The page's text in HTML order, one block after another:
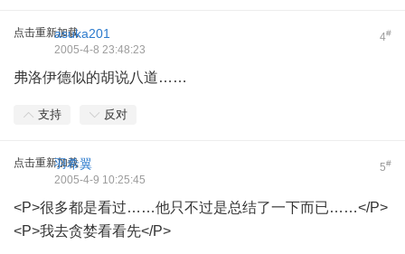
点击重新加载 4#
asuka201
2005-4-8 23:48:23
弗洛伊德似的胡说八道……
支持 反对
点击重新加载 5#
羽希翼
2005-4-9 10:25:45
<P>很多都是看过……他只不过是总结了一下而已……</P>
<P>我去贪婪看看先</P>